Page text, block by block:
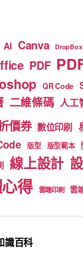
AI Canva DropBox
PDF
QR Code
二維條碼 人工
價券 數位印刷
版型 版型範本
線上設計
得 雲端印刷 雲
識百科